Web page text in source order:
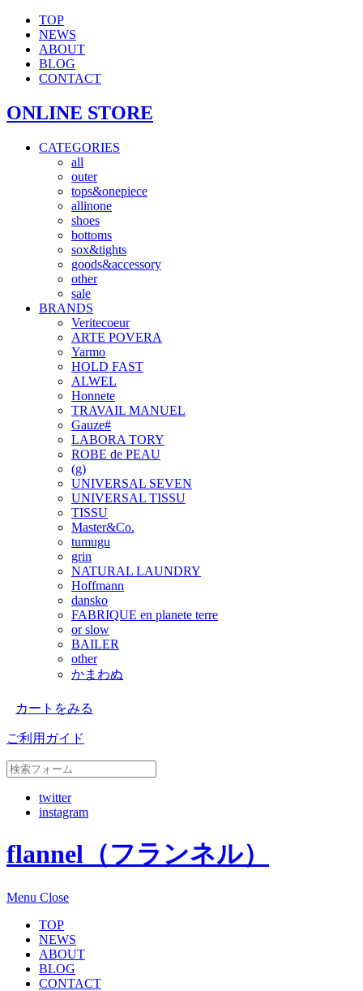
TOP
NEWS
ABOUT
BLOG
CONTACT
ONLINE STORE
CATEGORIES
all
outer
tops&onepiece
allinone
shoes
bottoms
sox&tights
goods&accessory
other
sale
BRANDS
Veritecoeur
ARTE POVERA
Yarmo
HOLD FAST
ALWEL
Honnete
TRAVAIL MANUEL
Gauze#
LABORA TORY
ROBE de PEAU
(g)
UNIVERSAL SEVEN
UNIVERSAL TISSU
TISSU
Master&Co.
tumugu
grin
NATURAL LAUNDRY
Hoffmann
dansko
FABRIQUE en planete terre
or slow
BAILER
other
かまわぬ
カートをみる
ご利用ガイド
twitter
instagram
flannel（フランネル）
Menu Close
TOP
NEWS
ABOUT
BLOG
CONTACT